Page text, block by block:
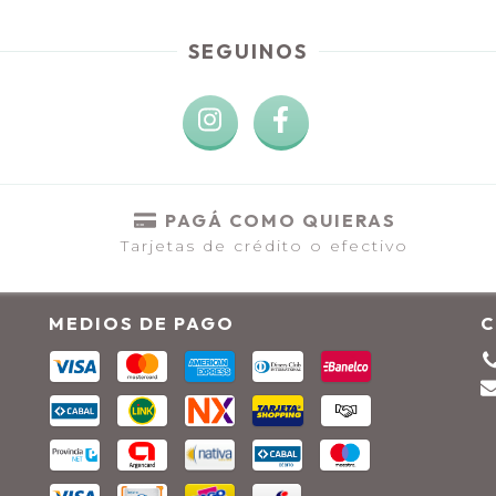
SEGUINOS
PAGÁ COMO QUIERAS
Tarjetas de crédito o efectivo
MEDIOS DE PAGO